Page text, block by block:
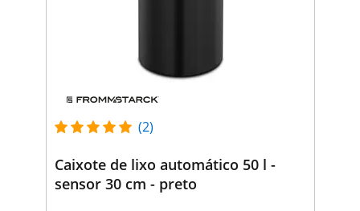
(2)
Caixote de lixo automático 50 l -
sensor 30 cm - preto